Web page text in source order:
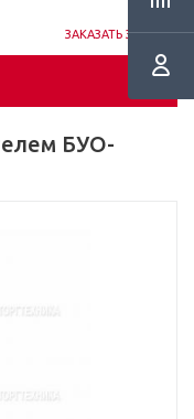
ЗАКАЗАТЬ ЗВОНОК
БУО-